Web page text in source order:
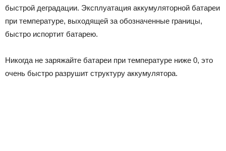
быстрой деградации. Эксплуатация аккумуляторной батареи
при температуре, выходящей за обозначенные границы,
быстро испортит батарею.
Никогда не заряжайте батареи при температуре ниже 0, это
очень быстро разрушит структуру аккумулятора.